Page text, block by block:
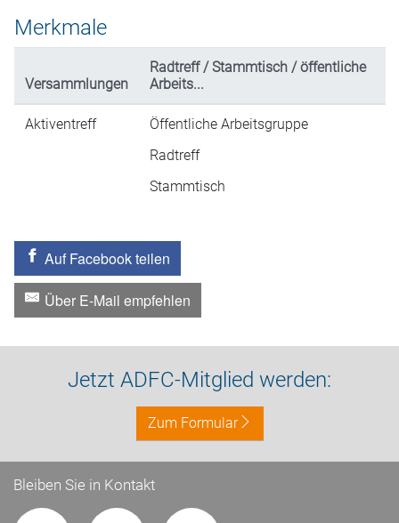
Merkmale
Versammlungen
Radtreff / Stammtisch / öffentliche
Arbeits...
Aktiventreff
Öffentliche Arbeitsgruppe
Radtreff
Stammtisch
Auf Facebook teilen
Über E-Mail empfehlen
Jetzt ADFC-Mitglied werden:
Zum Formular
Bleiben Sie in Kontakt